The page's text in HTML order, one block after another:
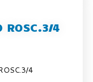
ROSC.3/4
4